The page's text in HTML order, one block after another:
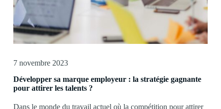
7 novembre 2023
Développer sa marque employeur : la stratégie gagnante
pour attirer les talents ?
Dans le monde du travail actuel où la compétition pour attirer